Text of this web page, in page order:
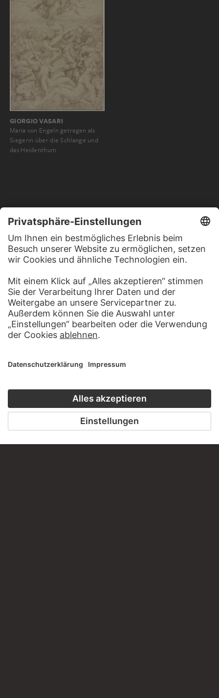
GIORGIO VASARI
Maria von Engeln getragen als
Siegerin über die Schlange und
das Heidenthum